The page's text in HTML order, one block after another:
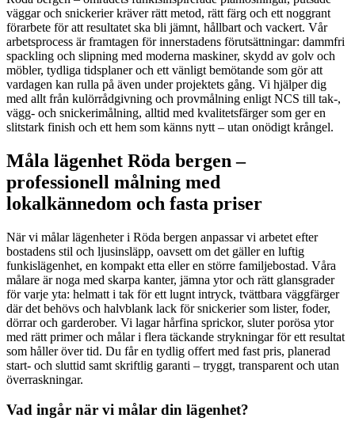
väggar och snickerier kräver rätt metod, rätt färg och ett noggrant
förarbete för att resultatet ska bli jämnt, hållbart och vackert. Vår
arbetsprocess är framtagen för innerstadens förutsättningar: dammfri
spackling och slipning med moderna maskiner, skydd av golv och
möbler, tydliga tidsplaner och ett vänligt bemötande som gör att
vardagen kan rulla på även under projektets gång. Vi hjälper dig
med allt från kulörrådgivning och provmålning enligt NCS till tak-,
vägg- och snickerimålning, alltid med kvalitetsfärger som ger en
slitstark finish och ett hem som känns nytt – utan onödigt krångel.
Måla lägenhet Röda bergen –
professionell målning med
lokalkännedom och fasta priser
När vi målar lägenheter i Röda bergen anpassar vi arbetet efter
bostadens stil och ljusinsläpp, oavsett om det gäller en luftig
funkislägenhet, en kompakt etta eller en större familjebostad. Våra
målare är noga med skarpa kanter, jämna ytor och rätt glansgrader
för varje yta: helmatt i tak för ett lugnt intryck, tvättbara väggfärger
där det behövs och halvblank lack för snickerier som lister, foder,
dörrar och garderober. Vi lagar hårfina sprickor, sluter porösa ytor
med rätt primer och målar i flera täckande strykningar för ett resultat
som håller över tid. Du får en tydlig offert med fast pris, planerad
start- och sluttid samt skriftlig garanti – tryggt, transparent och utan
överraskningar.
Vad ingår när vi målar din lägenhet?